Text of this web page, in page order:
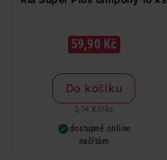
59,90 Kč
Do košíku
3,74 Kč/ ks
dostupné online
načítám